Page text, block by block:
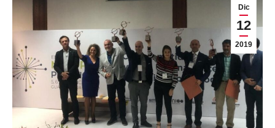
Dic
12
2019